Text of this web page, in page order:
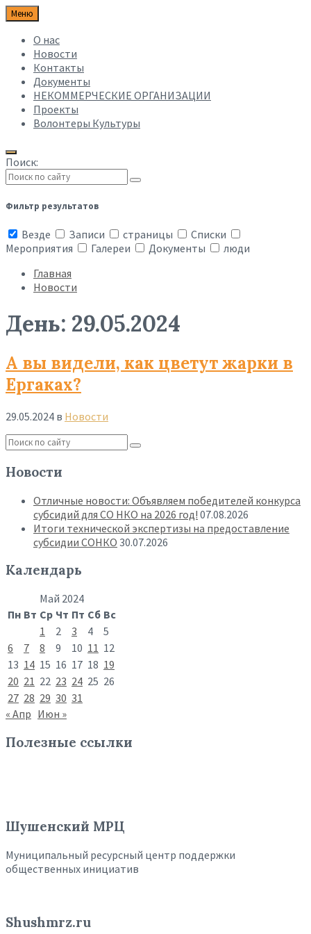
Меню
О нас
Новости
Контакты
Документы
НЕКОММЕРЧЕСКИЕ ОРГАНИЗАЦИИ
Проекты
Волонтеры Культуры
Поиск:
Фильтр результатов
Везде Записи страницы
Списки
Мероприятия
Галереи Документы
люди
Главная
Новости
День: 29.05.2024
А вы видели, как цветут жарки в
Ергаках?
29.05.2024 в Новости
Read
More
Новости
Отличные новости: Объявляем победителей конкурса
субсидий для СО НКО на 2026 год! 07.08.2026
Итоги технической экспертизы на предоставление
субсидии СОНКО 30.07.2026
Календарь
Май 2024
Пн Вт Ср Чт Пт Сб Вс
1
2 3 4
5
6
7 8 9 10 11 12
13 14 15 16 17 18 19
20 21 22 23 24 25 26
27 28 29 30 31
« Апр Июн »
Полезные ссылки
Шушенский МРЦ
Муниципальный ресурсный центр поддержки
общественных инициатив
Shushmrz.ru